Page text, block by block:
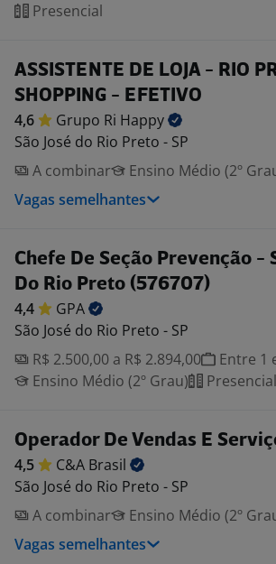
Presencial
ASSISTENTE DE LOJA - RIO
SHOPPING - EFETIVO
4,6 Grupo Ri Happy
São José do Rio Preto - SP
A combinar
Ensino Médio (2º
Vagas semelhantes
Chefe De Seção Prevenção -
Do Rio Preto (576707)
4,4
GPA
São José do Rio Preto - SP
R$ 2.500,00 a R$ 2.894,00
Entre 1
Ensino Médio (2º Grau)
Presencial
Operador De Vendas E
4,5 C&A Brasil
São José do Rio Preto - SP
A combinar
Ensino Médio (2º
Vagas semelhantes